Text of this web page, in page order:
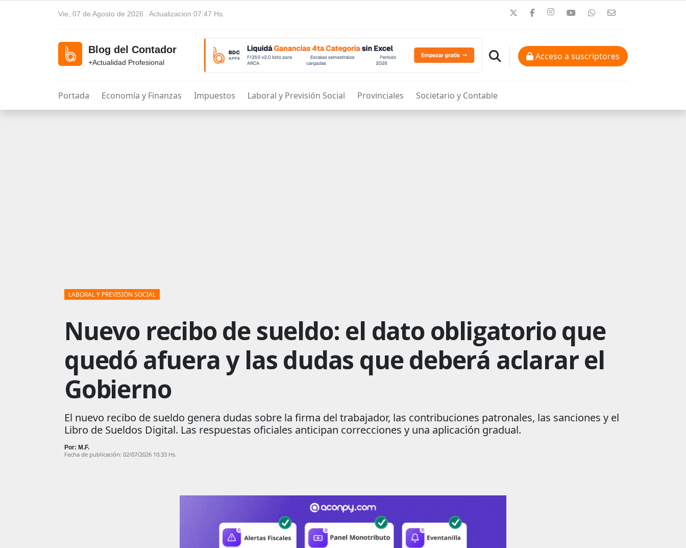
Vie, 07 de Agosto de 2026 . Actualizacion 07:47 Hs.
Blog del Contador
+Actualidad Profesional
Acceso a suscriptores
Portada Economía y Finanzas Impuestos Laboral y Previsión Social Provinciales Societario y Contable
LABORAL Y PREVISIÓN SOCIAL
Nuevo recibo de sueldo: el dato obligatorio que
quedó afuera y las dudas que deberá aclarar el
Gobierno
El nuevo recibo de sueldo genera dudas sobre la firma del trabajador, las contribuciones patronales, las sanciones y el
Libro de Sueldos Digital. Las respuestas oficiales anticipan correcciones y una aplicación gradual.
Por: M.F.
Fecha de publicación: 02/07/2026 10:33 Hs.